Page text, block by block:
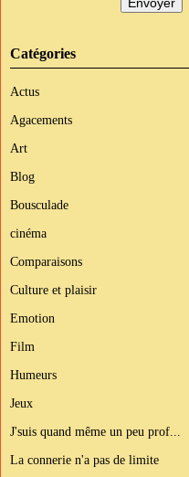
Catégories
Actus
Agacements
Art
Blog
Bousculade
cinéma
Comparaisons
Culture et plaisir
Emotion
Film
Humeurs
Jeux
J'suis quand même un peu prof...
La connerie n'a pas de limite